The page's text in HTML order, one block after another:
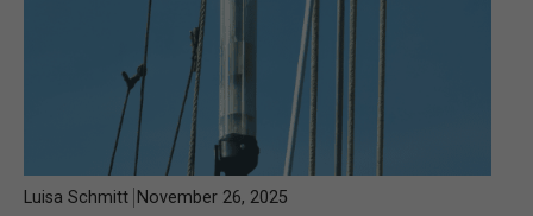
Luisa Schmitt November 26, 2025